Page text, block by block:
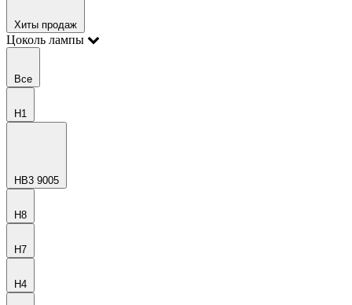
Хиты продаж
Цоколь лампы
Все
H1
HB3 9005
H8
H7
H4